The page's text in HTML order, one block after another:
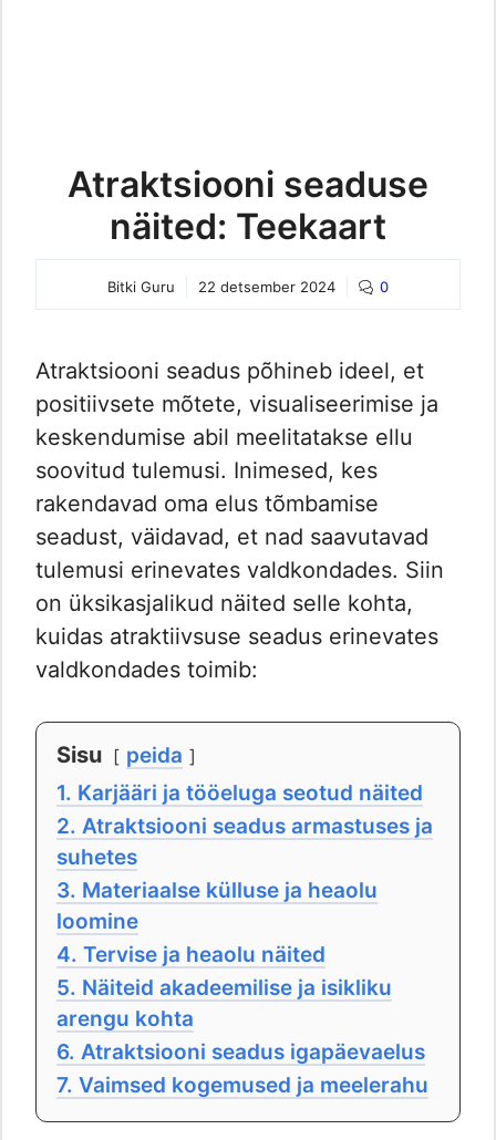
Atraktsiooni seaduse
näited: Teekaart
Bitki Guru 22 detsember 2024 0
Atraktsiooni seadus põhineb ideel, et
positiivsete mõtete, visualiseerimise ja
keskendumise abil meelitatakse ellu
soovitud tulemusi. Inimesed, kes
rakendavad oma elus tõmbamise
seadust, väidavad, et nad saavutavad
tulemusi erinevates valdkondades. Siin
on üksikasjalikud näited selle kohta,
kuidas atraktiivsuse seadus erinevates
valdkondades toimib:
Sisu
peida
1. Karjääri ja tööeluga seotud näited
2. Atraktsiooni seadus armastuses ja
suhetes
3. Materiaalse külluse ja heaolu
loomine
4. Tervise ja heaolu näited
5. Näiteid akadeemilise ja isikliku
arengu kohta
6. Atraktsiooni seadus igapäevaelus
7. Vaimsed kogemused ja meelerahu